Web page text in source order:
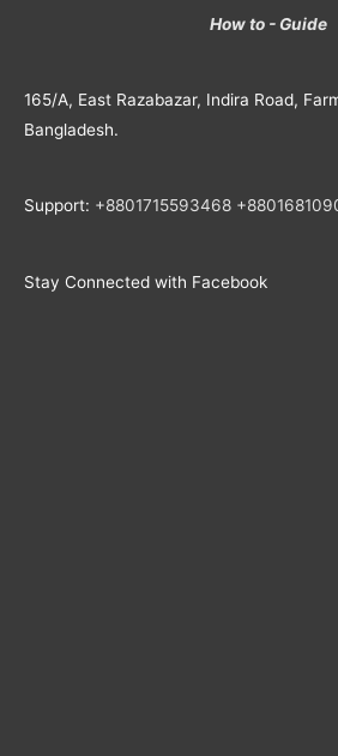
How to - Guide
165/A, East Razabazar, Indira Road,
Bangladesh.
Support: +8801715593468 +
Stay Connected with Facebook